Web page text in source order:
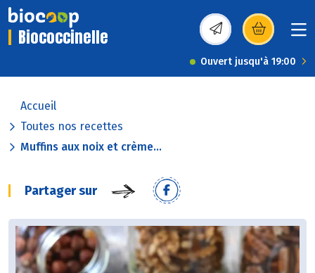
Biococcinelle (s’ouvre dans une
Ouvert jusqu'à 19:00
Accueil
Toutes nos recettes
Muffins aux noix et crème...
Partager sur